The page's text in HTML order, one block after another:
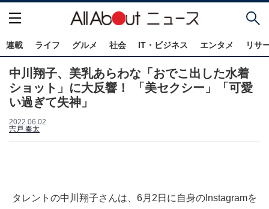
連載 ライフ グルメ 社会 IT・ビジネス エンタメ リサ
中川翔子、美乳あらわな「おでこ出した水着
ショット」に大反響！ 「美セクシー」「可愛
い過ぎて失神」
2022.06.02
宍戸 奏太
タレントの中川翔子さんは、6月2日に自身のInstagramを